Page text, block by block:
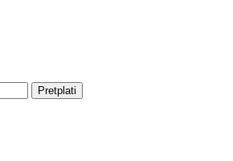
Pretplati